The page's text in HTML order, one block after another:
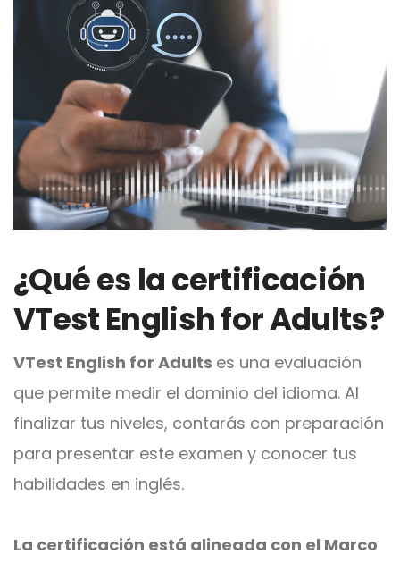
¿Qué es la certificación
VTest English for Adults?
VTest English for Adults es una evaluación
que permite medir el dominio del idioma. Al
finalizar tus niveles, contarás con preparación
para presentar este examen y conocer tus
habilidades en inglés.
La certificación está alineada con el Marco